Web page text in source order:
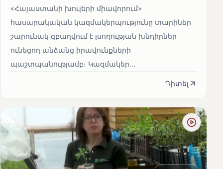
«Հայաստանի խուլերի միավորում»
հասարակական կազմակերպությունը տարիներ
շարունակ զբաղվում է լսողության խնդիրներ
ունեցող անձանց իրավունքների
պաշտպանությամբ։ Կազմակեր...
Դիտել